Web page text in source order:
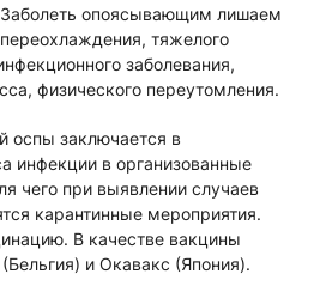
опоясывающим лишаем
тяжелого
заболевания,
физического переутомления.
оспы заключается в
инфекции в организованные
чего при выявлении случаев
карантинные мероприятия.
В качестве вакцины
и Окавакс (Япония).